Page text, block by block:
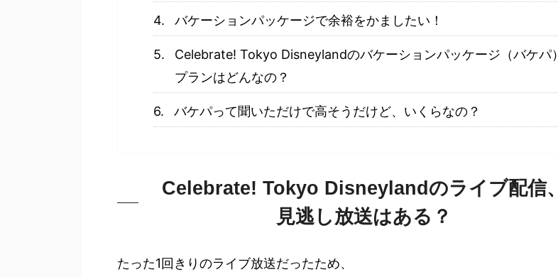
バケーションパッケージで余裕をかましたい！
Celebrate! Tokyo Disneylandのバケーションパッケージ（バケパ）
プランはどんなの？
バケパって聞いただけで高そうだけど、いくらなの？
Celebrate! Tokyo Disneylandのライブ配信、
見逃し放送はある？
たった1回きりのライブ放送だったため、